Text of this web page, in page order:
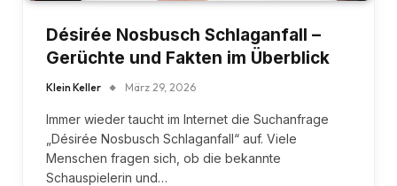
Désirée Nosbusch Schlaganfall –
Gerüchte und Fakten im Überblick
Klein Keller März 29, 2026
Immer wieder taucht im Internet die Suchanfrage
„Désirée Nosbusch Schlaganfall“ auf. Viele
Menschen fragen sich, ob die bekannte
Schauspielerin und…